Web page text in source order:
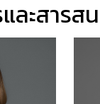
ละสารส